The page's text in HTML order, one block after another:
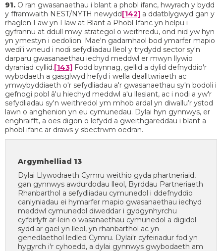
91. O ran gwasanaethau i blant a phobl ifanc, hwyrach y bydd
y fframwaith NEST/NYTH newydd [142] a ddatblygwyd gan y
rhaglen Law yn Llaw at Blant a Phobl Ifanc yn helpu i
gyfrannu at ddull mwy strategol o weithredu, ond nid yw hyn
yn ymestyn i oedolion. Mae'n gadarnhaol bod ymarfer mapio
wedi'i wneud i nodi sefydliadau lleol y trydydd sector sy'n
darparu gwasanaethau iechyd meddwl er mwyn llywio
dyraniad cyllid. [143] Fodd bynnag, gellid a dylid defnyddio'r
wybodaeth a gasglwyd hefyd i wella dealltwriaeth ac
ymwybyddiaeth o'r sefydliadau a'r gwasanaethau sy'n bodoli i
gefnogi pobl â'u hiechyd meddwl a'u llesiant, ac i nodi a yw'r
sefydliadau sy'n weithredol ym mhob ardal yn diwallu’r ystod
lawn o anghenion yn eu cymunedau. Dylai hyn gynnwys, er
enghraifft, a oes digon o lefydd a gweithgareddau i blant a
phobl ifanc ar draws y sbectrwm oedran.
Argymhelliad 13
Dylai Llywodraeth Cymru weithio gyda phartneriaid,
gan gynnwys awdurdodau lleol, Byrddau Partneriaeth
Rhanbarthol a sefydliadau cymunedol i ddefnyddio
canlyniadau ei hymarfer mapio gwasanaethau iechyd
meddwl cymunedol diweddar i gydgynhyrchu
cyfeirlyfr ar-lein o wasanaethau cymunedol a digidol
sydd ar gael yn lleol, yn rhanbarthol ac yn
genedlaethol ledled Cymru. Dylai'r cyfeiriadur fod yn
hygyrch i'r cyhoedd, a dylai gynnwys gwybodaeth am